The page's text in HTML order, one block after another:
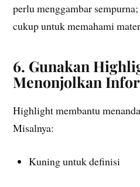
perlu menggambar
cukup untuk memahami
6. Gunakan
Menonjolkan
Highlight membantu
Misalnya:
Kuning untuk definisi